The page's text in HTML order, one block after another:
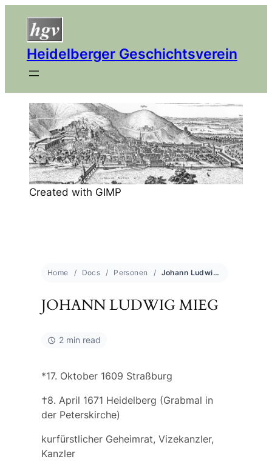
Heidelberger Geschichtsverein
Created with GIMP
Home Docs Personen Johann Ludwig Mieg
JOHANN LUDWIG MIEG
2 min read
*17. Oktober 1609 Straßburg
†8. April 1671 Heidelberg (Grabmal in
der Peterskirche)
kurfürstlicher Geheimrat, Vizekanzler,
Kanzler